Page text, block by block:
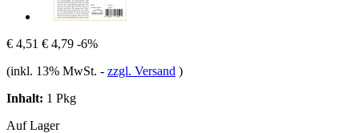
€ 4,51 € 4,79 -6%
(inkl. 13% MwSt. - zzgl. Versand )
Inhalt: 1 Pkg
Auf Lager